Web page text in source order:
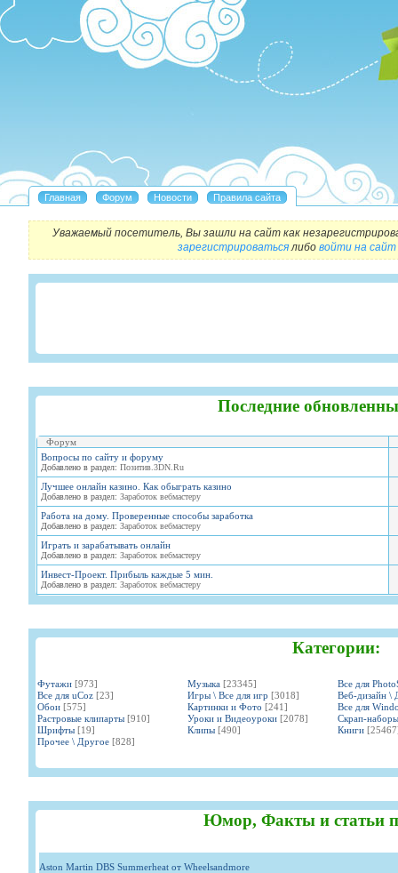
Уважаемый посетитель, Вы зашли на сайт как
зарегистрироватьсялибо войти на сайт
Последние
Форум
Вопросы по сайту и форуму
Добавлено в раздел: Позитив.3DN.Ru
Лучшее онлайн казино. Как обыграть казино
Добавлено в раздел: Заработок вебмастеру
Работа на дому. Проверенные способы заработка
Добавлено в раздел: Заработок вебмастеру
Играть и зарабатывать онлайн
Добавлено в раздел: Заработок вебмастеру
Инвест-Проект. Прибыль каждые 5 мин.
Добавлено в раздел: Заработок вебмастеру
Категории:
Футажи [973] Музыка [23345]
Все для
Все для uCoz [23] Игры \ Все для игр [3018]
Веб-дизайн \
Обои [575] Картинки и Фото [241]
Все для
Растровые клипарты [910] Уроки и Видеоуроки [2078]
Скрап-наборы
Шрифты [19] Клипы [490] Книги
Прочее \ Другое [828]
Юмор, Факты и статьи
Aston Martin DBS Summerheat от Wheelsandmore